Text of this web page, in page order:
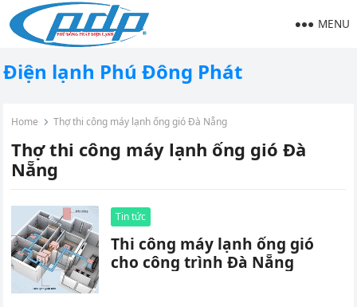
Điện lạnh Phú Đông Phát
MENU
Home Thợ thi công máy lạnh ống gió Đà Nẵng
Thợ thi công máy lạnh ống gió Đà
Nẵng
Tin tức
Thi công máy lạnh ống gió
cho công trình Đà Nẵng